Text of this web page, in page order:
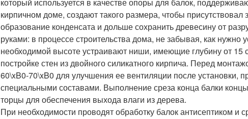
кирпичном доме, создают такого размера, чтобы
образование конденсата и дольше сохранить древесину от
руками: в процессе строительства дома, не забывая, как нужно
необходимой высоте устраивают ниши, имеющие глубину от
постройке стен из двойного силикатного кирпича. Перед
60\xB0-70\xB0 для улучшения ее вентиляции после установки,
специальными составами. Выполнение среза конца балки
торцы для обеспечения выхода влаги из дерева.
При необходимости проводят обработку балок антисептиком